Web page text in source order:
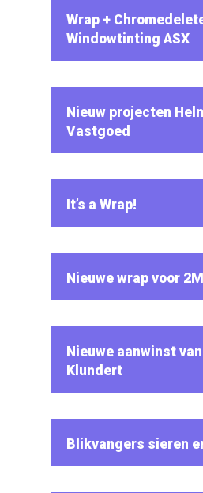
Wrap +
Windowtinting ASX
Nieuw projecten
Vastgoed
It’s a Wrap!
Nieuwe wrap voor
Nieuwe aanwinst
Klundert
Blikvangers sieren